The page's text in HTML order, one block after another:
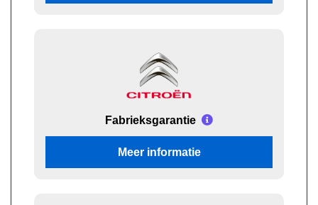
Fabrieksgarantie
Meer informatie